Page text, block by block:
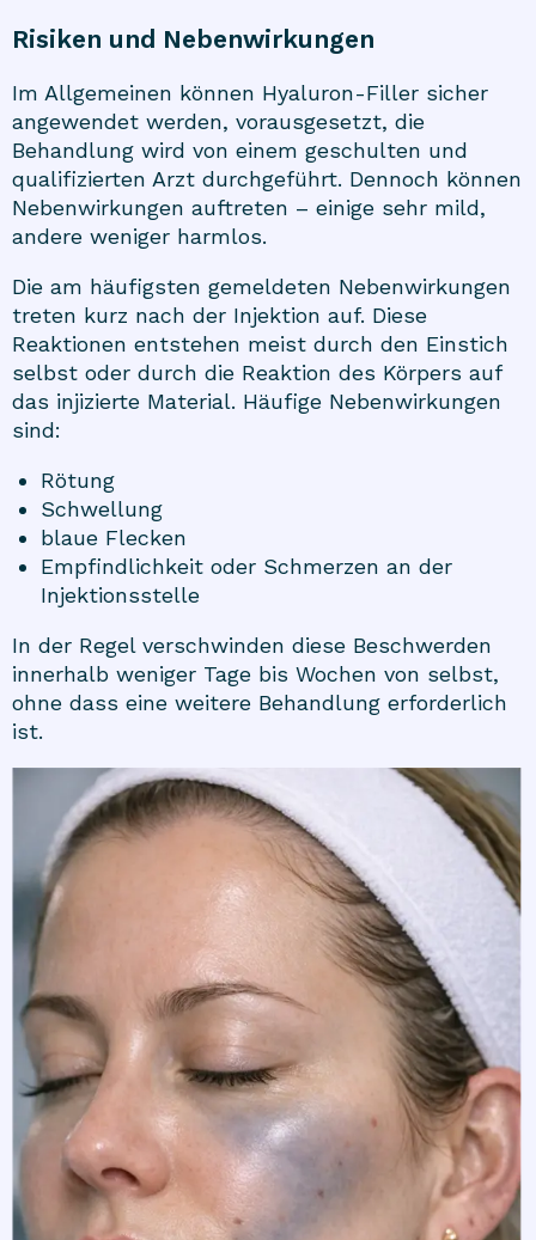
Risiken und Nebenwirkungen
Im Allgemeinen können Hyaluron-Filler sicher
angewendet werden, vorausgesetzt, die
Behandlung wird von einem geschulten und
qualifizierten Arzt durchgeführt. Dennoch können
Nebenwirkungen auftreten – einige sehr mild,
andere weniger harmlos.
Die am häufigsten gemeldeten Nebenwirkungen
treten kurz nach der Injektion auf. Diese
Reaktionen entstehen meist durch den Einstich
selbst oder durch die Reaktion des Körpers auf
das injizierte Material. Häufige Nebenwirkungen
sind:
Rötung
Schwellung
blaue Flecken
Empfindlichkeit oder Schmerzen an der
Injektionsstelle
In der Regel verschwinden diese Beschwerden
innerhalb weniger Tage bis Wochen von selbst,
ohne dass eine weitere Behandlung erforderlich
ist.